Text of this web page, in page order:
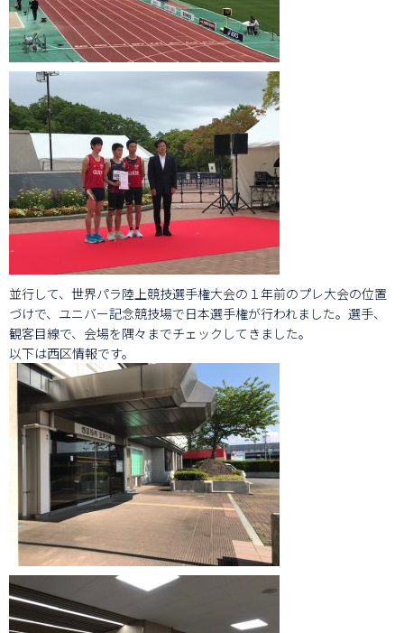
並行して、世界パラ陸上競技選手権大会の１年前のプレ大会の位置
づけで、ユニバー記念競技場で日本選手権が行われました。選手、
観客目線で、会場を隅々までチェックしてきました。
以下は西区情報です。